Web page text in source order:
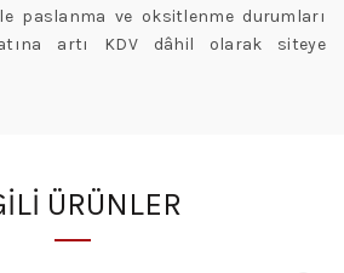
paslanma ve oksitlenme durumları
artı KDV dâhil olarak siteye
ÜRÜNLER